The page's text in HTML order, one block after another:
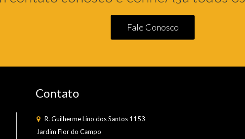
Fale Conosco
Contato
R. Guilherme Lino dos Santos 1153
Jardim Flor do Campo